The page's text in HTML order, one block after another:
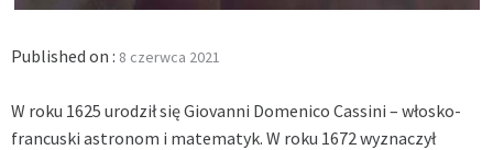
Published on : 8 czerwca 2021
W roku 1625 urodził się Giovanni Domenico Cassini – włosko-
francuski astronom i matematyk. W roku 1672 wyznaczył